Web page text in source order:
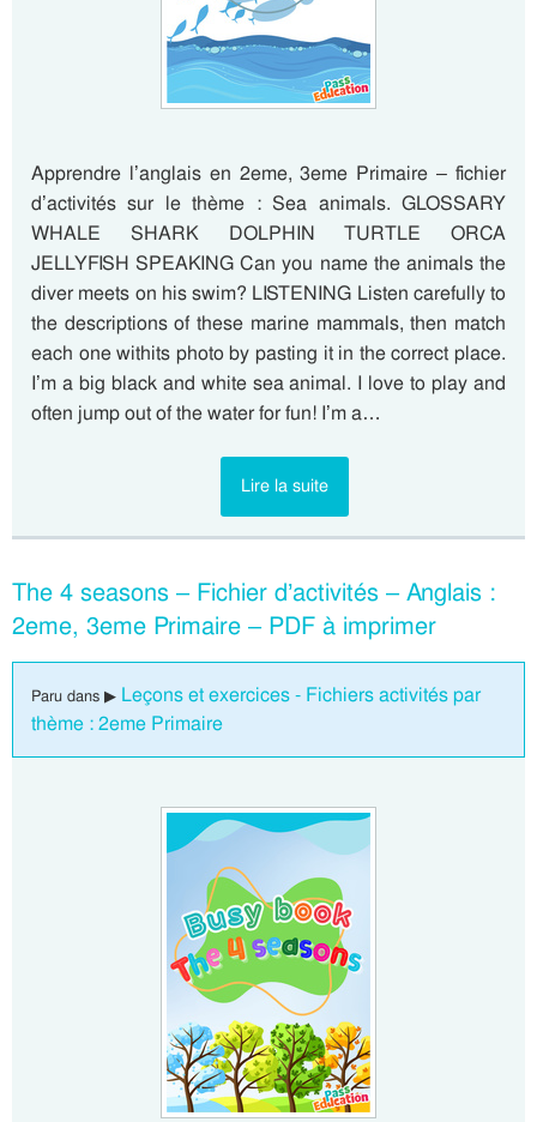
Apprendre l’anglais en 2eme, 3eme Primaire – fichier
d’activités sur le thème : Sea animals. GLOSSARY
WHALE SHARK DOLPHIN TURTLE ORCA
JELLYFISH SPEAKING Can you name the animals the
diver meets on his swim? LISTENING Listen carefully to
the descriptions of these marine mammals, then match
each one withits photo by pasting it in the correct place.
I’m a big black and white sea animal. I love to play and
often jump out of the water for fun! I’m a…
Lire la suite
The 4 seasons – Fichier d’activités – Anglais :
2eme, 3eme Primaire – PDF à imprimer
Paru dans ▶ Leçons et exercices - Fichiers activités par
thème : 2eme Primaire